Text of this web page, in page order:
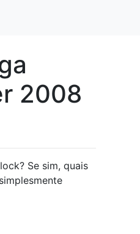
2008
Se sim, quais